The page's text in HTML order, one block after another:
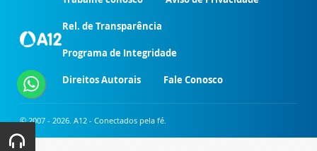
Rel. de Transparência
Programa de Integridade
Direitos Autorais Fale Conosco
© 2007 - 2026. A12 - Conectados pela fé.